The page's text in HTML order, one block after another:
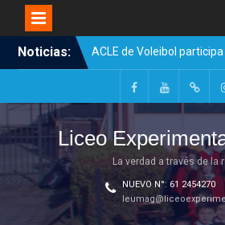
SkipNoticias:
ACLE de Voleibol participa
en Campeonato MainBo
¡Felicitamos a nuestro
equipo de Futsal de
Enseñanza Media!
Charla formativa y
preventiva
Liceo
La verdad a través de la
NUEVO N°: 61 2454270